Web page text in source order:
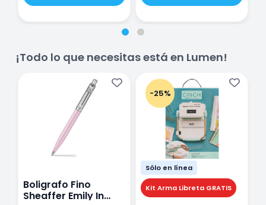
¡Todo lo que necesitas está en Lumen!
Boligrafo Fino
Sheaffer Emily In
-25%
Sólo en línea
Kit Arma Libreta GRATIS